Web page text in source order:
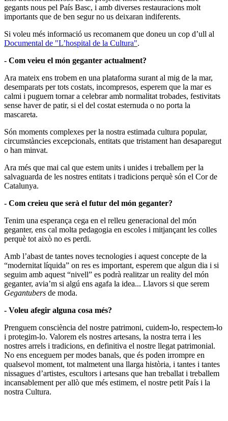
gegants nous pel País Basc, i amb diverses restauracions molt
importants que de ben segur no us deixaran indiferents.
Si voleu més informació us recomanem que doneu un cop d’ull al
Documental de "L’hospital de la Cultura".
- Com veieu el món geganter actualment?
Ara mateix ens trobem en una plataforma surant al mig de la mar,
desemparats per tots costats, incompresos, esperem que la mar es
calmi i puguem tornar a celebrar amb normalitat trobades, festivitats
sense haver de patir, si el del costat esternuda o no porta la
mascareta.
Són moments complexes per la nostra estimada cultura popular,
circumstàncies excepcionals, entitats que tristament han desaparegut
o han minvat.
Ara més que mai cal que estem units i unides i treballem per la
salvaguarda de les nostres entitats i tradicions perquè són el Cor de
Catalunya.
- Com creieu que serà el futur del món geganter?
Tenim una esperança cega en el relleu generacional del món
geganter, ens cal molta pedagogia en escoles i mitjançant les colles
perquè tot això no es perdi.
Amb l’abast de tantes noves tecnologies i aquest concepte de la
“modernitat líquida” on res es important, esperem que algun dia i si
seguim amb aquest “nivell” es podrà realitzar un reality del món
geganter, avia’m si algú ens agafa la idea... Llavors si que serem
Gegantubers de moda.
- Voleu afegir alguna cosa més?
Prenguem consciència del nostre patrimoni, cuidem-lo, respectem-lo
i protegim-lo. Valorem els nostres artesans, la nostra terra i les
nostres arrels i tradicions, en definitiva el nostre llegat patrimonial.
No ens enceguem per modes banals, que és poden irrompre en
qualsevol moment, tot malmetent una llarga història, i tantes i tantes
nissagues d’artistes, escultors i artesans que han treballat i treballem
incansablement per allò que més estimem, el nostre petit País i la
nostra Cultura.